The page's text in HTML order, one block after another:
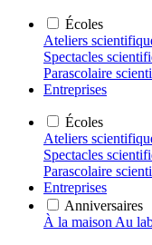
Écoles
Ateliers
Spectacles
Parascolaire
Entreprises
Écoles
Ateliers
Spectacles
Parascolaire
Entreprises
Anniversaires
À la maison Au